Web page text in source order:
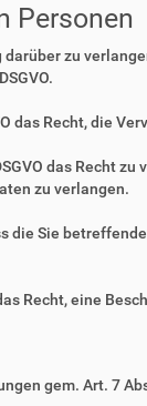
Personen
zu
das Recht, die
das Recht
zu verlangen.
die Sie
Recht, eine
gem. Art. 7